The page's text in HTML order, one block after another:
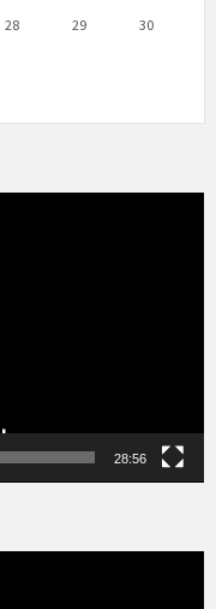
28 29
30
28:56